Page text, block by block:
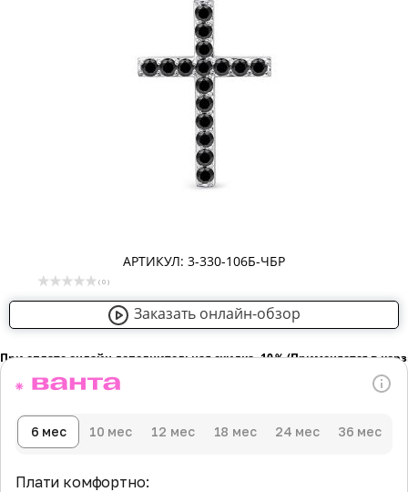
АРТИКУЛ: 3-330-106Б-ЧБР
( 0 )
Заказать онлайн-обзор
При оплате онлайн дополнительная скидка -10％ (Применяется в
6 мес 10 мес 12 мес 18 мес 24 мес 36 мес
Плати комфортно: